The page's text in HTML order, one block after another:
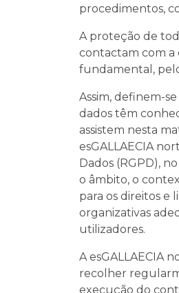
procedimentos,
A proteção de
contactam com a
fundamental,
Assim, definem-
dados têm
assistem nesta
esGALLAECIA
Dados (RGPD),
o âmbito, o
para os direitos e
organizativas
utilizadores.
A esGALLAECIA
recolher
execução do